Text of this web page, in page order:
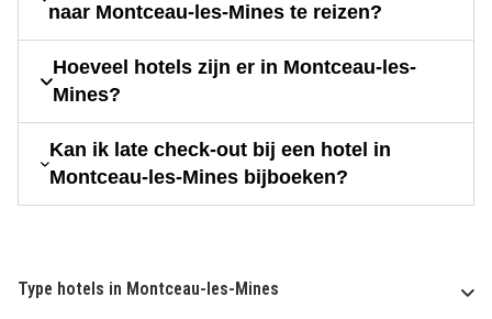
naar Montceau-les-Mines te reizen?
Hoeveel hotels zijn er in Montceau-les-
Mines?
Kan ik late check-out bij een hotel in
Montceau-les-Mines bijboeken?
Type hotels in Montceau-les-Mines